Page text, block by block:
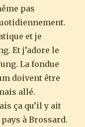
pas
et je
Et j’adore le
La fondue
doivent être
allé.
ça qu’il y ait
à Brossard.